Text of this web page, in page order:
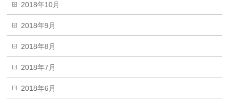
2018年10月
2018年9月
2018年8月
2018年7月
2018年6月